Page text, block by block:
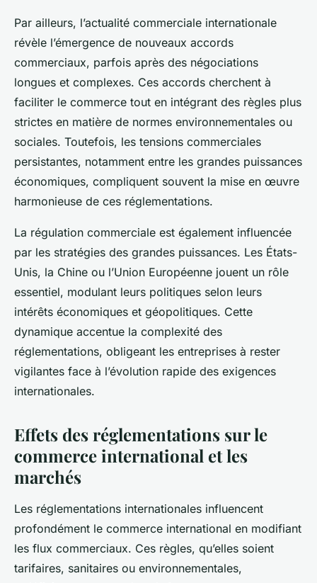
Par ailleurs, l’actualité commerciale internationale
révèle l’émergence de nouveaux accords
commerciaux, parfois après des négociations
longues et complexes. Ces accords cherchent à
faciliter le commerce tout en intégrant des règles plus
strictes en matière de normes environnementales ou
sociales. Toutefois, les tensions commerciales
persistantes, notamment entre les grandes puissances
économiques, compliquent souvent la mise en œuvre
harmonieuse de ces réglementations.
La régulation commerciale est également influencée
par les stratégies des grandes puissances. Les États-
Unis, la Chine ou l’Union Européenne jouent un rôle
essentiel, modulant leurs politiques selon leurs
intérêts économiques et géopolitiques. Cette
dynamique accentue la complexité des
réglementations, obligeant les entreprises à rester
vigilantes face à l’évolution rapide des exigences
internationales.
Effets des réglementations sur le
commerce international et les
marchés
Les réglementations internationales influencent
profondément le commerce international en modifiant
les flux commerciaux. Ces règles, qu’elles soient
tarifaires, sanitaires ou environnementales,